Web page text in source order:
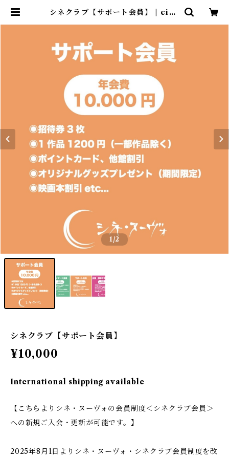
シネクラブ【サポート会員】 | cine
1/2
シネクラブ【サポート会員】
¥10,000
International shipping available
【こちらよりシネ・ヌーヴォの会員制度＜シネクラブ会員＞
への新規ご入会・更新が可能です。】
2025年8月1日よりシネ・ヌーヴォ・シネクラブ会員制度を改